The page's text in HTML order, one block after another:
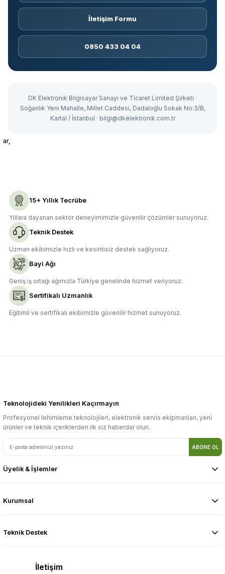
İletişim Formu
0850 433 04 04
DK Elektronik Bilgisayar Sanayi ve Ticaret Limited Şirketi ·
Soğanlık Yeni Mahalle, Millet Caddesi, Dadaloğlu Sokak No:3/B,
Kartal / İstanbul · bilgi@dkelektronik.com.tr
ar,
15+ Yıllık Tecrübe
Yıllara dayanan sektör deneyimimizle güvenilir çözümler sunuyoruz.
Teknik Destek
Uzman ekibimizle hızlı ve kesintisiz destek sağlıyoruz.
Bayi Ağı
Geniş iş ortağı ağımızla Türkiye genelinde hizmet veriyoruz.
Sertifikalı Uzmanlık
Eğitimli ve sertifikalı ekibimizle güvenilir hizmet sunuyoruz.
Teknolojideki Yenilikleri Kaçırmayın
Profesyonel lehimleme teknolojileri, elektronik servis ekipmanları, yeni
ürünler ve teknik içeriklerden ilk siz haberdar olun.
ABONE OL
Üyelik & İşlemler
Kurumsal
Teknik Destek
İletişim